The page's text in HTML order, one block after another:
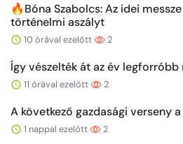
🔥Bóna Szabolcs: Az idei
történelmi aszályt
10 órával ezelőtt 2
Így vészelték át az év
11 órával ezelőtt 2
A következő gazdasági verseny
1 nappal ezelőtt 2